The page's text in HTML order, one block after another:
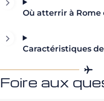
Où atterrir à Rome
Caractéristiques
Foire aux